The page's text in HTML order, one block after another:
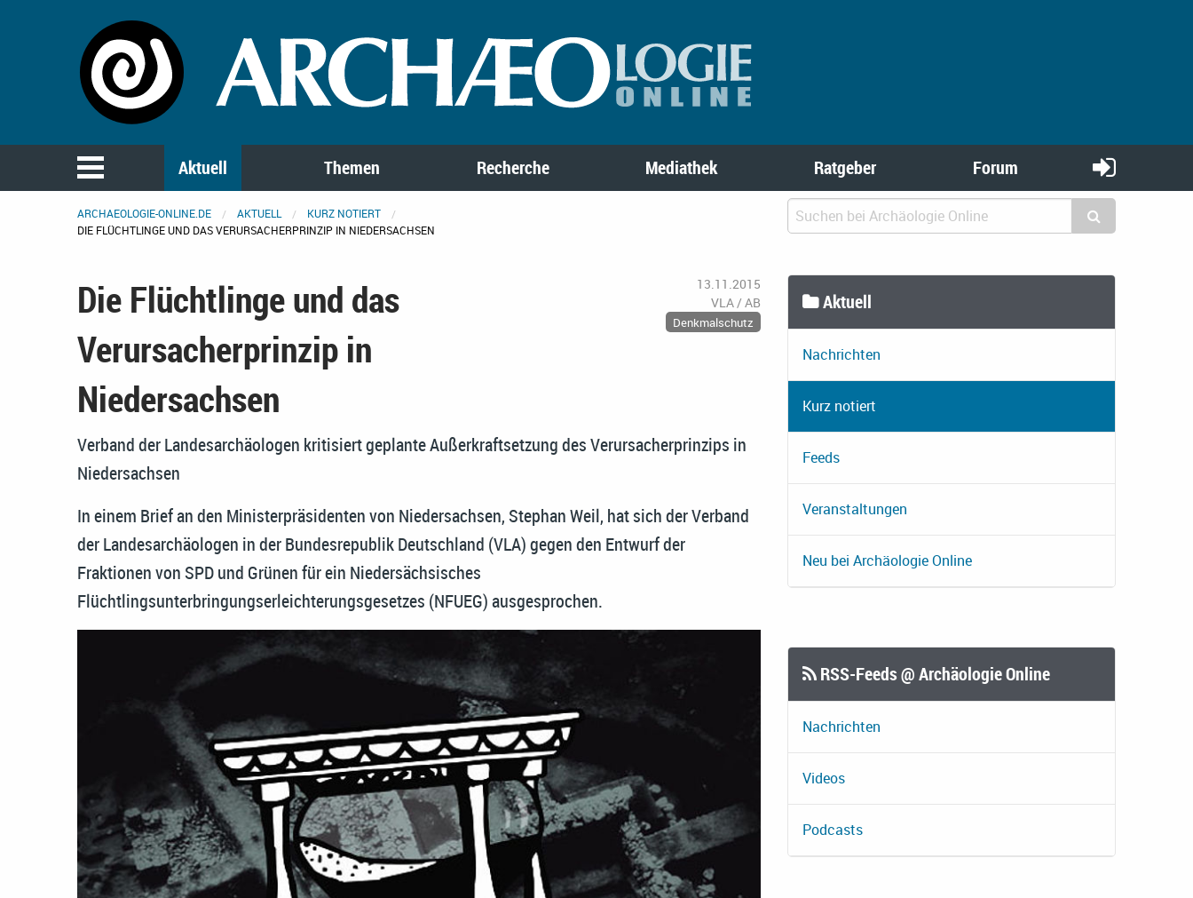
Aktuell Themen Recherche Mediathek Ratgeber Forum
ARCHAEOLOGIE-ONLINE.DE AKTUELL
KURZ NOTIERT
DIE FLÜCHTLINGE UND DAS VERURSACHERPRINZIP IN NIEDERSACHSEN
Die Flüchtlinge und das
Verursacherprinzip in
Niedersachsen
13.11.2015
VLA / AB
Denkmalschutz
Verband der Landesarchäologen kritisiert geplante Außerkraftsetzung des Verursacherprinzips in
Niedersachsen
In einem Brief an den Ministerpräsidenten von Niedersachsen, Stephan Weil, hat sich der Verband
der Landesarchäologen in der Bundesrepublik Deutschland (VLA) gegen den Entwurf der
Fraktionen von SPD und Grünen für ein Niedersächsisches
Flüchtlingsunterbringungserleichterungsgesetzes (NFUEG) ausgesprochen.
Aktuell
Nachrichten
Kurz notiert
Feeds
Veranstaltungen
Neu bei Archäologie Online
RSS-Feeds @ Archäologie Online
Nachrichten
Videos
Podcasts